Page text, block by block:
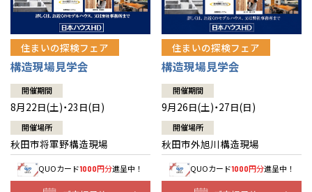
住まいの探検フェア
構造現場見学会
開催期間
8月22日(土)・23日(日)
開催場所
秋田市将軍野構造現場
QUOカード1000円分進呈中！
住まいの探検フェア
構造現場見学会
開催期間
9月26日(土)・27日(日)
開催場所
秋田市外旭川構造現場
QUOカード1000円分進呈中！
山口
徳島
高知
鹿児島
長崎
沖縄